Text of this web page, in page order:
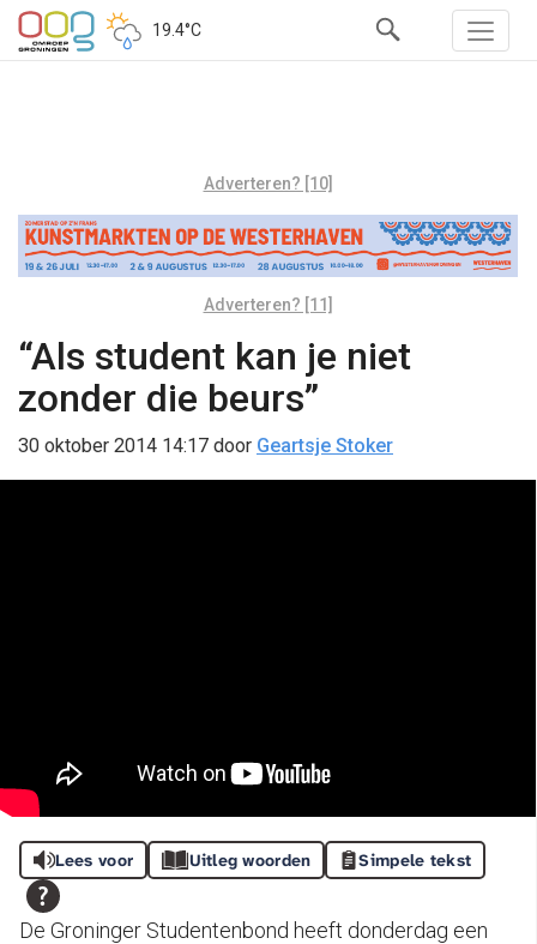
19.4°C
Adverteren? [10]
Adverteren? [11]
“Als student kan je niet
zonder die beurs”
30 oktober 2014 14:17 door Geartsje Stoker
Lees voor Uitleg woorden Simpele tekst
De Groninger Studentenbond heeft donderdag een